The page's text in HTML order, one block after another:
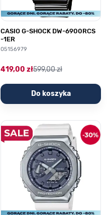
CASIO G-SHOCK DW-6900RCS
-1ER
05156979
419,00 zł599,00 zł
Do koszyka